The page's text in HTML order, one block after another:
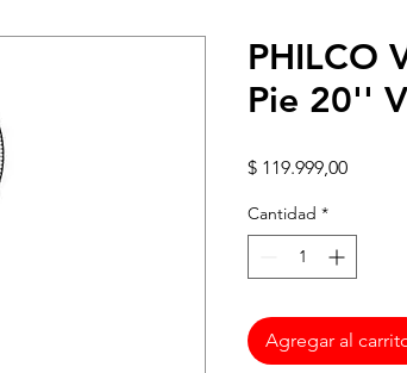
PHILCO
Pie 20''
$ 119.999,00Precio
Cantidad *
Agregar al